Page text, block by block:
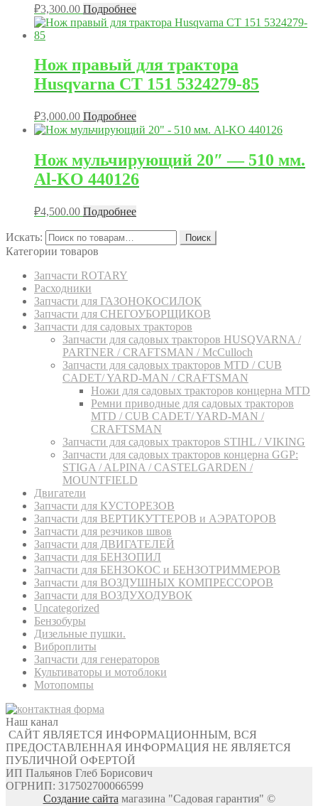
₽3,300.00 Подробнее
Нож правый для трактора
Husqvarna CT 151 5324279-85
₽3,000.00 Подробнее
Нож мульчирующий 20″ — 510 мм.
Al-KO 440126
₽4,500.00 Подробнее
Искать: Поиск
Категории товаров
Запчасти ROTARY
Расходники
Запчасти для ГАЗОНОКОСИЛОК
Запчасти для СНЕГОУБОРЩИКОВ
Запчасти для садовых тракторов
Запчасти для садовых тракторов HUSQVARNA /
PARTNER / CRAFTSMAN / McCulloch
Запчасти для садовых тракторов MTD / CUB
CADET/ YARD-MAN / CRAFTSMAN
Ножи для садовых тракторов концерна MTD
Ремни приводные для садовых тракторов
MTD / CUB CADET/ YARD-MAN /
CRAFTSMAN
Запчасти для садовых тракторов STIHL / VIKING
Запчасти для садовых тракторов концерна GGP:
STIGA / ALPINA / CASTELGARDEN /
MOUNTFIELD
Двигатели
Запчасти для КУСТОРЕЗОВ
Запчасти для ВЕРТИКУТТЕРОВ и АЭРАТОРОВ
Запчасти для резчиков швов
Запчасти для ДВИГАТЕЛЕЙ
Запчасти для БЕНЗОПИЛ
Запчасти для БЕНЗОКОС и БЕНЗОТРИММЕРОВ
Запчасти для ВОЗДУШНЫХ КОМПРЕССОРОВ
Запчасти для ВОЗДУХОДУВОК
Uncategorized
Бензобуры
Дизельные пушки.
Виброплиты
Запчасти для генераторов
Культиваторы и мотоблоки
Мотопомпы
Наш канал
САЙТ ЯВЛЯЕТСЯ ИНФОРМАЦИОННЫМ, ВСЯ
ПРЕДОСТАВЛЕННАЯ ИНФОРМАЦИЯ НЕ ЯВЛЯЕТСЯ
ПУБЛИЧНОЙ ОФЕРТОЙ
ИП Пальянов Глеб Борисович
ОГРНИП: 317502700066599
Создание сайта магазина "Садовая гарантия" ©